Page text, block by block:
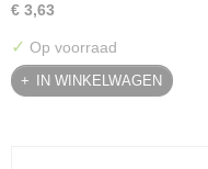
€ 3,63
✓ Op voorraad
IN WINKELWAGEN